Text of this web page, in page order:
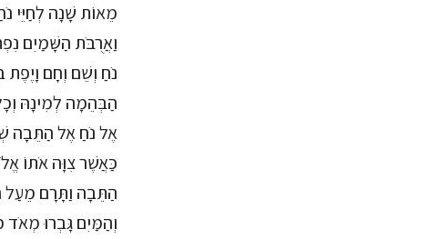
מֵאוֹת שָׁנָה לְחַיֵּי
וַאֲרֻבֹּת הַשָּׁמַיִם
נֹחַ וְשֵׁם וְחָם
הַבְּהֵמָה לְמִינָהּ
אֶל נֹחַ אֶל הַתֵּבָה
כַּאֲשֶׁר צִוָּה אֹתוֹ
הַתֵּבָה וַתָּרָם מֵעַל
וְהַמַּיִם גָּבְרוּ